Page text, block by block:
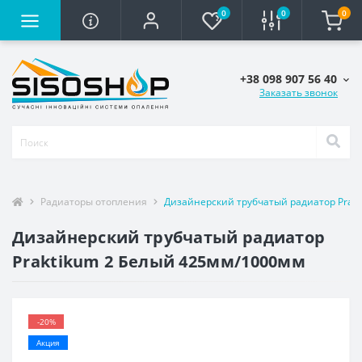
0 0 0
+38 098 907 56 40
Заказать звонок
Радиаторы отопления Дизайнерский трубчатый радиатор
Дизайнерский трубчатый радиатор
Praktikum 2 Белый 425мм/1000мм
-20%
Акция